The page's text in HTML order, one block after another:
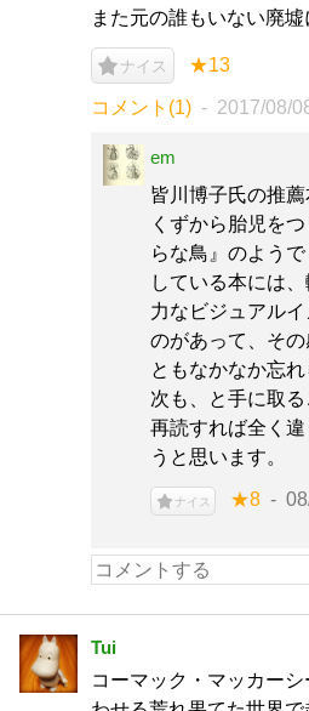
また元の誰もいない廃墟
ナイス ★13
コメント(1) 2017/08/
em
皆川博子氏の推
くずから胎児を
らな鳥』のよう
している本には
力なビジュアル
のがあって、その
ともなかなか忘
次も、と手に取
再読すれば全く
うと思います。
ナイス ★8
Tui
コーマック・マッカー